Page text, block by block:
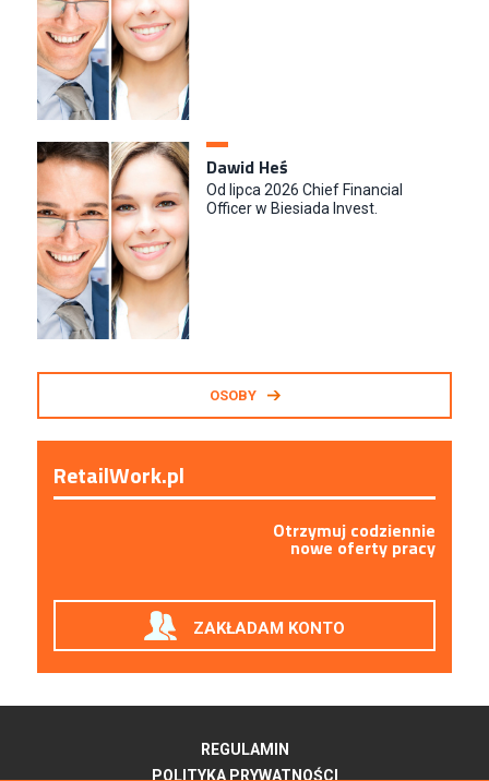
Dawid Heś
Od lipca 2026 Chief Financial
Officer w Biesiada Invest.
OSOBY
RetailWork.pl
Otrzymuj codziennie
nowe oferty pracy
ZAKŁADAM KONTO
REGULAMIN
POLITYKA PRYWATNOŚCI